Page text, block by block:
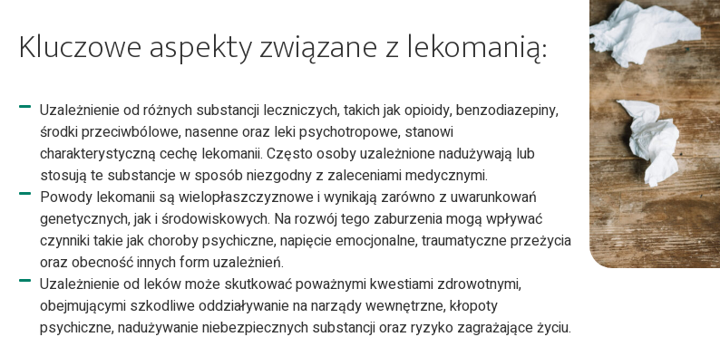
Kluczowe aspekty związane z lekomanią:
Uzależnienie od różnych substancji leczniczych, takich jak opioidy, benzodiazepiny,
środki przeciwbólowe, nasenne oraz leki psychotropowe, stanowi
charakterystyczną cechę lekomanii. Często osoby uzależnione nadużywają lub
stosują te substancje w sposób niezgodny z zaleceniami medycznymi.
Powody lekomanii są wielopłaszczyznowe i wynikają zarówno z uwarunkowań
genetycznych, jak i środowiskowych. Na rozwój tego zaburzenia mogą wpływać
czynniki takie jak choroby psychiczne, napięcie emocjonalne, traumatyczne przeżycia
oraz obecność innych form uzależnień.
Uzależnienie od leków może skutkować poważnymi kwestiami zdrowotnymi,
obejmującymi szkodliwe oddziaływanie na narządy wewnętrzne, kłopoty
psychiczne, nadużywanie niebezpiecznych substancji oraz ryzyko zagrażające życiu.